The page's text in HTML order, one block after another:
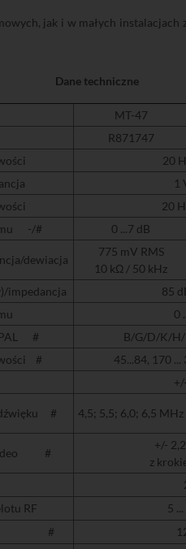
jak i w małych
Dane techniczne
MT-47
R871747
20
1
20
-/# 0 ...7 dB
/dewiacja
775 mV RMS
10 kΩ / 50 kHz
)/impedancja
85
0
PAL #
B/G/D/K/
#
45...84, 170
# 4,5; 5,5; 6,0; 6,5 MHz
wideo #
+/-
z
RF
5
A/V #